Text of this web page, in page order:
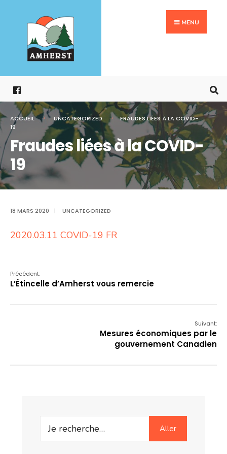
contenu
MENU
ACCUEIL UNCATEGORIZED
FRAUDES LIÉES À LA COVID-
19
Fraudes liées à la COVID-
19
18 MARS 2020 | UNCATEGORIZED
2020.03.11 COVID-19 FR
Précédent:
L’Étincelle d’Amherst vous remercie
Suivant:
Mesures économiques par le
gouvernement Canadien
Search
Aller
for: